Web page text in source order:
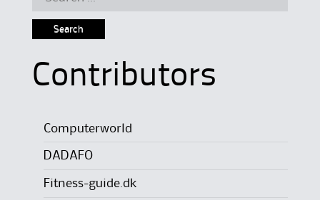
Contributors
Computerworld
DADAFO
Fitness-guide.dk